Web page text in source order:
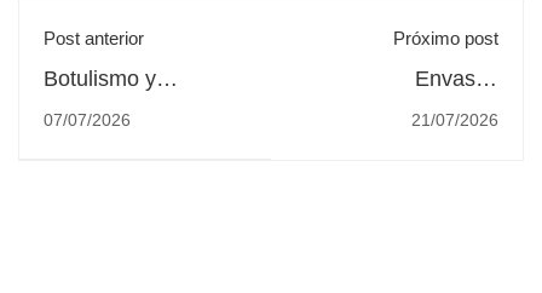
Post anterior
Botulismo y
07/07/2026
Próximo post
Envases
21/07/2026